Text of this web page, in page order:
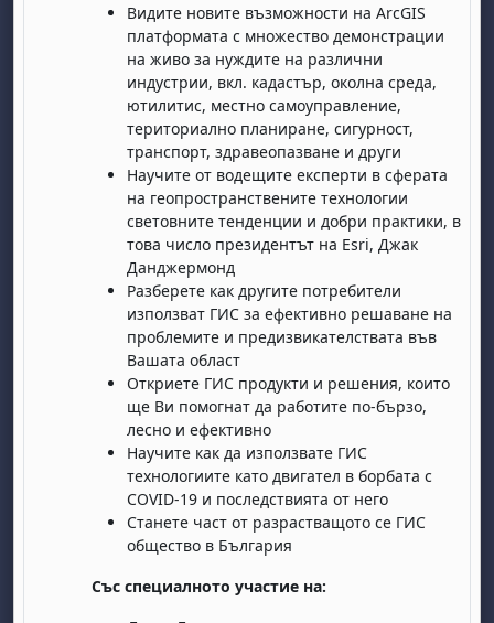
Видите новите възможности на ArcGIS
платформата с множество демонстрации
на живо за нуждите на различни
индустрии, вкл. кадастър, околна среда,
ютилитис, местно самоуправление,
териториално планиране, сигурност,
транспорт, здравеопазване и други
Научите от водещите експерти в сферата
на геопространствените технологии
световните тенденции и добри практики, в
това число президентът на Esri, Джак
Данджермонд
Разберете как другите потребители
използват ГИС за ефективно решаване на
проблемите и предизвикателствата във
Вашата област
Откриете ГИС продукти и решения, които
ще Ви помогнат да работите по-бързо,
лесно и ефективно
Научите как да използвате ГИС
технологиите като двигател в борбата с
COVID-19 и последствията от него
Станете част от разрастващото се ГИС
общество в България
Със специалното участие на:
неделя, 2 август
неделя, 9 август
неделя, 16 август
неделя, 23 август
неделя, 30 август